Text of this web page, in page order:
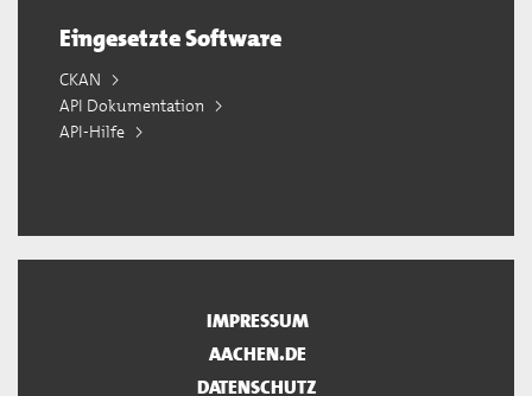
Eingesetzte Software
CKAN
API Dokumentation
API-Hilfe
IMPRESSUM
AACHEN.DE
DATENSCHUTZ